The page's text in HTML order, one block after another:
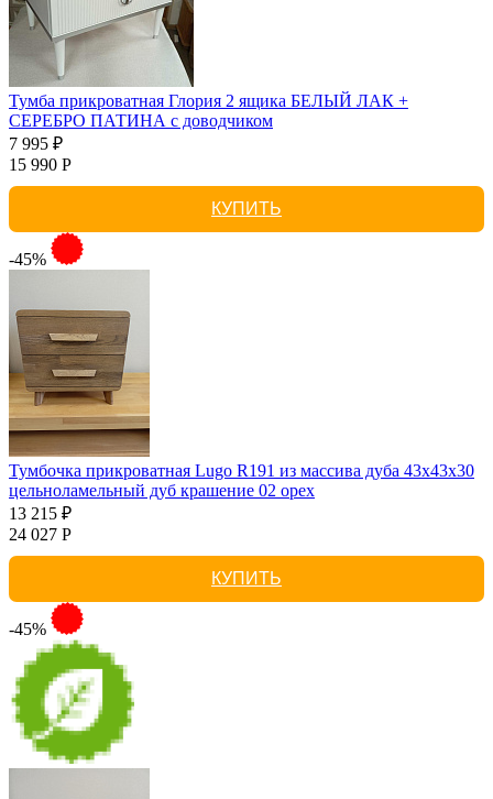
Тумба прикроватная Глория 2 ящика БЕЛЫЙ ЛАК +
СЕРЕБРО ПАТИНА с доводчиком
7 995 ₽
15 990 Р
КУПИТЬ
-45%
Тумбочка прикроватная Lugo R191 из массива дуба 43х43х30
цельноламельный дуб крашение 02 орех
13 215 ₽
24 027 Р
КУПИТЬ
-45%